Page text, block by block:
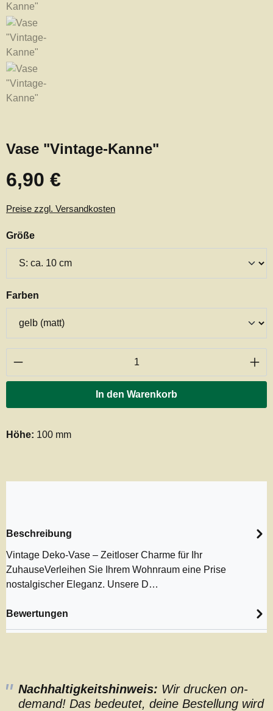
Vase "Vintage-Kanne"
Regulärer Preis:
6,90 €
Preise zzgl. Versandkosten
Größeauswählen
Farben
Produkt Anzahl: Gib den gewünschten
In den Warenkorb
Höhe: 100 mm
Beschreibung
Vintage Deko-Vase – Zeitloser Charme für Ihr
ZuhauseVerleihen Sie Ihrem Wohnraum eine Prise
nostalgischer Eleganz. Unsere D…
Bewertungen
Nachhaltigkeitshinweis: Wir drucken on-
demand! Das bedeutet, deine Bestellung wird